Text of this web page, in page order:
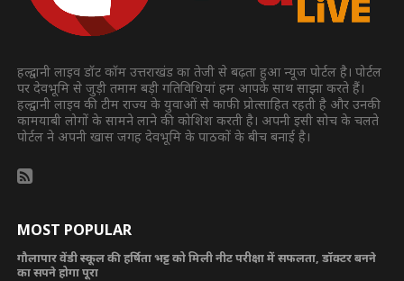
हल्द्वानी लाइव डॉट कॉम उत्तराखंड का तेजी से बढ़ता हुआ न्यूज पोर्टल है। पोर्टल
पर देवभूमि से जुड़ी तमाम बड़ी गतिविधियां हम आपके साथ साझा करते हैं।
हल्द्वानी लाइव की टीम राज्य के युवाओं से काफी प्रोत्साहित रहती है और उनकी
कामयाबी लोगों के सामने लाने की कोशिश करती है। अपनी इसी सोच के चलते
पोर्टल ने अपनी खास जगह देवभूमि के पाठकों के बीच बनाई है।
MOST POPULAR
गौलापार वेंडी स्कूल की हर्षिता भट्ट को मिली नीट परीक्षा में सफलता, डॉक्टर बनने
का सपने होगा पूरा